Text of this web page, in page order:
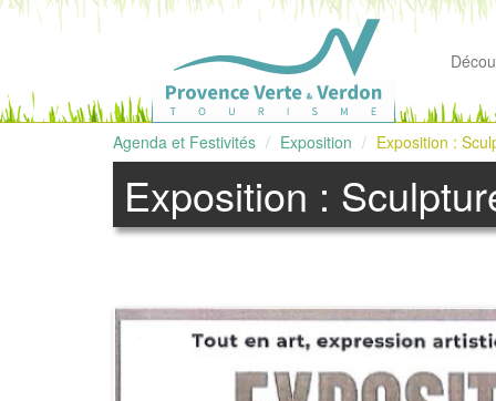
Agenda et Festivités Exposition Exposition :
Exposition :